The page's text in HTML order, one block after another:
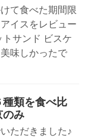
て食べた期間限
イスをレビュー
サンド ビスケ
味しかったで
種類を食べ比
み
ただきました♪